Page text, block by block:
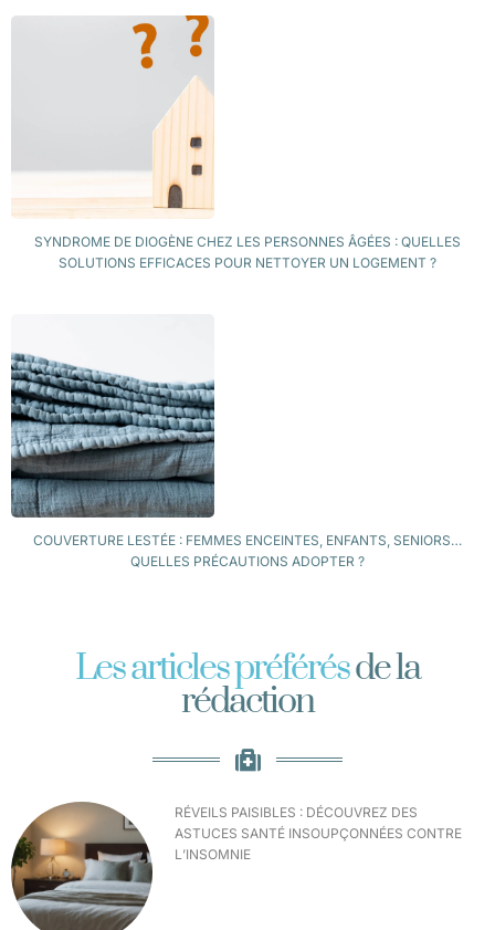
SYNDROME DE DIOGÈNE CHEZ LES PERSONNES ÂGÉES : QUELLES
SOLUTIONS EFFICACES POUR NETTOYER UN LOGEMENT ?
COUVERTURE LESTÉE : FEMMES ENCEINTES, ENFANTS, SENIORS…
QUELLES PRÉCAUTIONS ADOPTER ?
Les articles préférésde la
rédaction
RÉVEILS PAISIBLES : DÉCOUVREZ DES
ASTUCES SANTÉ INSOUPÇONNÉES CONTRE
L’INSOMNIE